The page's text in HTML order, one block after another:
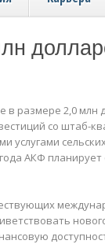
в размере 2,0
со штаб-
АКФ планирует